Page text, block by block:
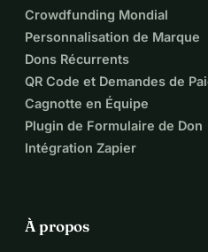
partenaires, attirer
partenaires,
plans et fixer des
les objectifs fixés et
de logement, être
Crowdfunding Mondial
Personnalisation de Marque
Dons Récurrents
QR Code et Demandes de
Cagnotte en Équipe
Plugin de Formulaire de Don
Intégration Zapier
À propos